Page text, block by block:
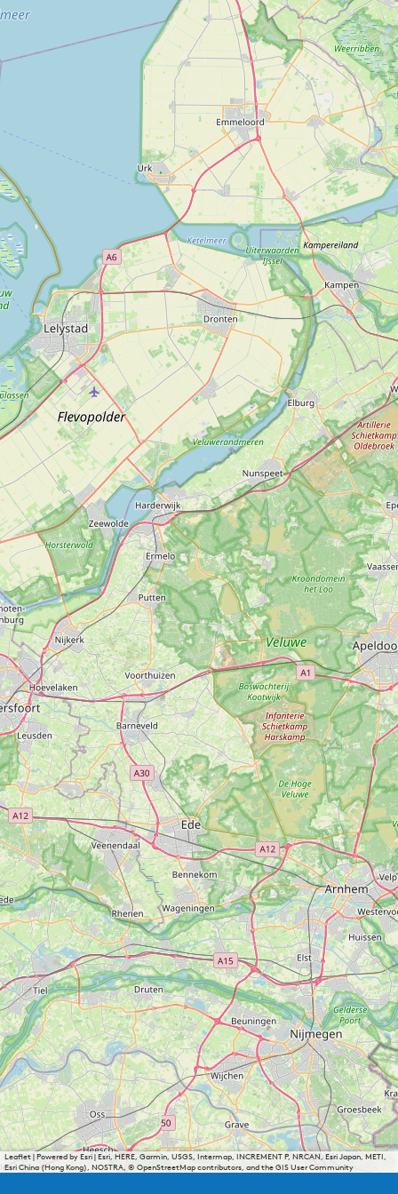
Leaflet|Powered by Esri | Esri, HERE, Garmin, USGS, Intermap, INCREMENT P, NRCAN, Esri Japan, METI,
Esri China (Hong Kong), NOSTRA, © OpenStreetMap contributors, and the GIS User Community